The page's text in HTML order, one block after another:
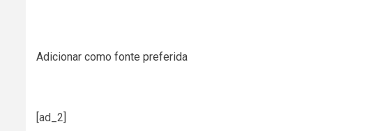
Adicionar como fonte preferida
[ad_2]